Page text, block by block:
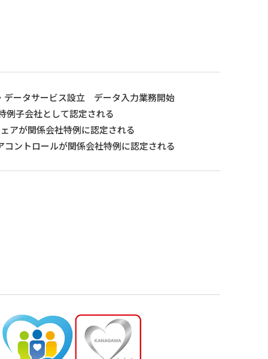
ータサービス設立 データ入力業務開始
子会社として認定される
アが関係会社特例に認定される
ントロールが関係会社特例に認定される